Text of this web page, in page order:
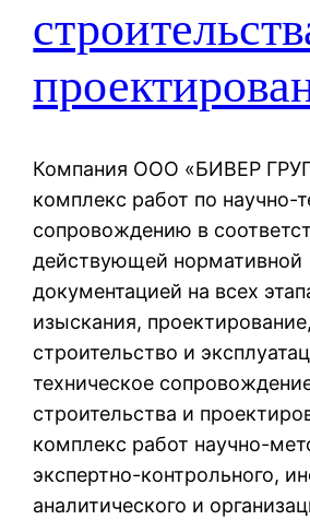
Компания ООО «БИВЕР
комплекс работ по научно-
сопровождению в
действующей нормативной
документацией на всех
изыскания, проектирование,
строительство и
техническое
строительства и
комплекс работ научно-
экспертно-контрольного,
аналитического и